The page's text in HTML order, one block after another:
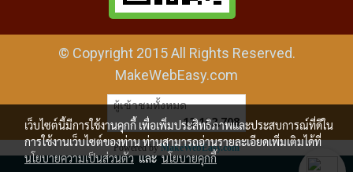
© Copyright 2015 All Rights Reserved.
MakeWebEasy.com
ผู้เข้าชมทั้งหมด
12,102,708
Powered byMakeWebEasy.com
เว็บไซต์นี้มีการใช้งานคุกกี้ เพื่อเพิ่มประสิทธิภาพและประสบการณ์ที่ดีใน
การใช้งานเว็บไซต์ของท่าน ท่านสามารถอ่านรายละเอียดเพิ่มเติมได้ที่
นโยบายความเป็นส่วนตัวและนโยบายคุกกี้